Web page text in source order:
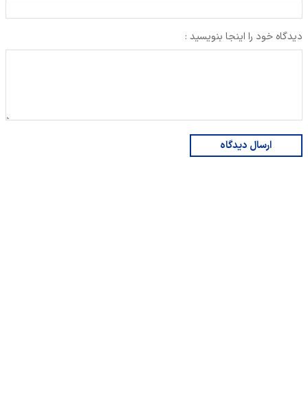
دیدگاه خود را اینجا بنویسید :
ارسال دیدگاه